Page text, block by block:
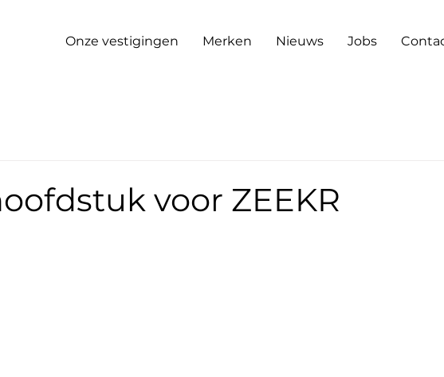
Onze vestigingen Merken Nieuws Jobs
voor ZEEKR